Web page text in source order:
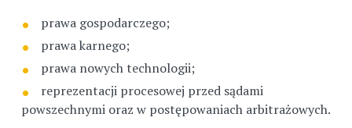
prawa gospodarczego;
prawa karnego;
prawa nowych technologii;
reprezentacji procesowej przed sądami
powszechnymi oraz w postępowaniach arbitrażowych.